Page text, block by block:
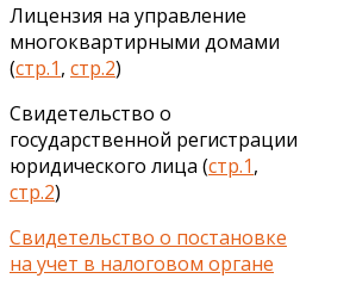
Лицензия на управление
многоквартирными домами
(стр.1, стр.2)
Свидетельство о
государственной регистрации
юридического лица (стр.1,
стр.2)
Свидетельство о постановке
на учет в налоговом органе